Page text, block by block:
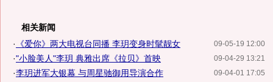
相关新闻
09-05-19 12:00
· 《爱你》两大电视台同播 李玥变身时髦靓女
09-04-29 13:21
·"小脸美人"李玥 典雅出席《拉贝》首映
09-04-01 17:05
·李玥进军大银幕 与周星驰御用导演合作